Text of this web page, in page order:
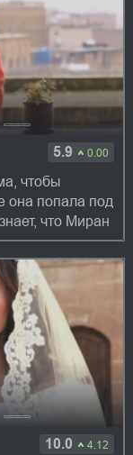
5.9 0.00
чтобы
она попала под
что Миран
10.0 4.12